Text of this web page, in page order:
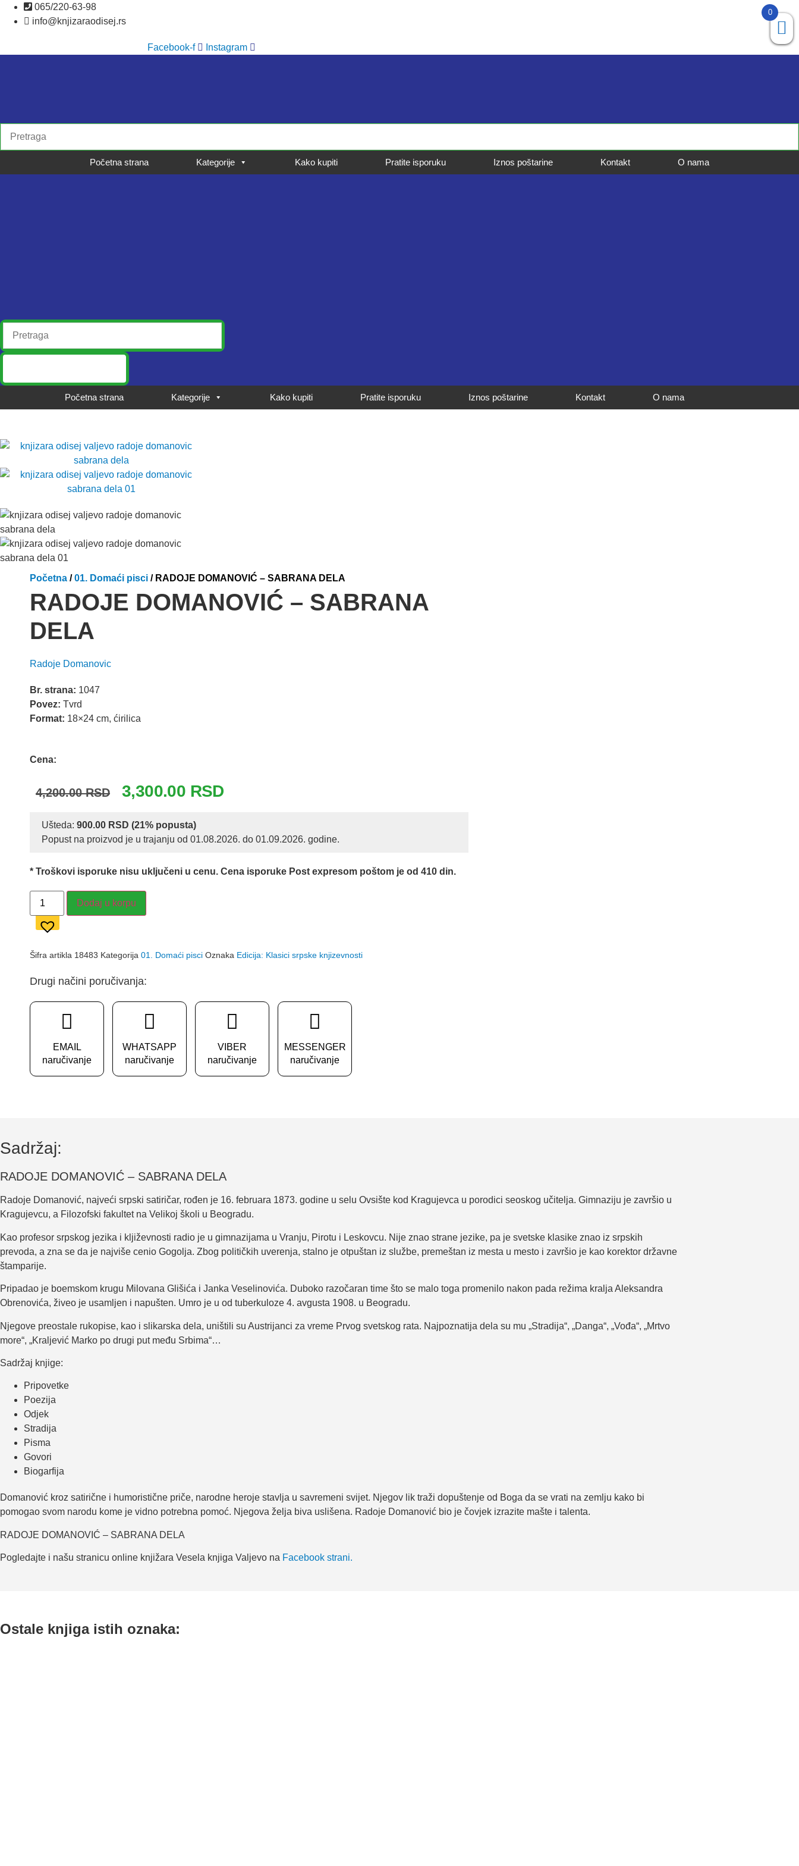
Skočite 065/220-63-98
info@knjizaraodisej.rs
Facebook-f Instagram
Početna strana Kategorije Kako kupiti Pratite isporuku Iznos poštarine Kontakt O nama
Početna strana Kategorije Kako kupiti Pratite isporuku Iznos poštarine Kontakt O nama
Početna /01. Domaći pisci / RADOJE DOMANOVIĆ – SABRANA DELA
RADOJE DOMANOVIĆ – SABRANA
DELA
Radoje Domanovic
Br. strana: 1047
Povez: Tvrd
Format: 18×24 cm, ćirilica
Cena:
4,200.00RSD
Originalna
je
bila:
3,300.00 RSDTrenutna
3,300.00 RSD.
Ušteda: 900.00 RSD (21% popusta)
Popust na proizvod je u trajanju od 01.08.2026. do 01.09.2026. godine.
* Troškovi isporuke nisu uključeni u cenu. Cena isporuke Post expresom poštom je od 410 din.
RADOJE
DOMANOVIĆ
-
SABRANA
DELA
Dodaj u korpu
Šifra artikla 18483 Kategorija 01. Domaći pisci Oznaka Edicija: Klasici srpske knjizevnosti
Drugi načini poručivanja:
EMAIL
naručivanje
WHATSAPP
naručivanje
VIBER
naručivanje
MESSENGER
naručivanje
Sadržaj:
RADOJE DOMANOVIĆ – SABRANA DELA
Radoje Domanović, najveći srpski satiričar, rođen je 16. februara 1873. godine u selu Ovsište kod Kragujevca u porodici seoskog učitelja. Gimnaziju je završio u
Kragujevcu, a Filozofski fakultet na Velikoj školi u Beogradu.
Kao profesor srpskog jezika i kljiževnosti radio je u gimnazijama u Vranju, Pirotu i Leskovcu. Nije znao strane jezike, pa je svetske klasike znao iz srpskih
prevoda, a zna se da je najviše cenio Gogolja. Zbog političkih uverenja, stalno je otpuštan iz službe, premeštan iz mesta u mesto i završio je kao korektor državne
štamparije.
Pripadao je boemskom krugu Milovana Glišića i Janka Veselinovića. Duboko razočaran time što se malo toga promenilo nakon pada režima kralja Aleksandra
Obrenovića, živeo je usamljen i napušten. Umro je u od tuberkuloze 4. avgusta 1908. u Beogradu.
Njegove preostale rukopise, kao i slikarska dela, uništili su Austrijanci za vreme Prvog svetskog rata. Najpoznatija dela su mu „Stradija“, „Danga“, „Vođa“, „Mrtvo
more“, „Kraljević Marko po drugi put među Srbima“…
Sadržaj knjige:
Pripovetke
Poezija
Odjek
Stradija
Pisma
Govori
Biogarfija
Domanović kroz satirične i humoristične priče, narodne heroje stavlja u savremeni svijet. Njegov lik traži dopuštenje od Boga da se vrati na zemlju kako bi
pomogao svom narodu kome je vidno potrebna pomoć. Njegova želja biva uslišena. Radoje Domanović bio je čovjek izrazite mašte i talenta.
RADOJE DOMANOVIĆ – SABRANA DELA
Pogledajte i našu stranicu online knjižara Vesela knjiga Valjevo na Facebook strani.
Ostale knjiga istih oznaka:
0